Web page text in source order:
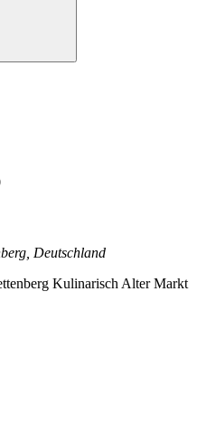
Deutschland
Kulinarisch Alter Markt